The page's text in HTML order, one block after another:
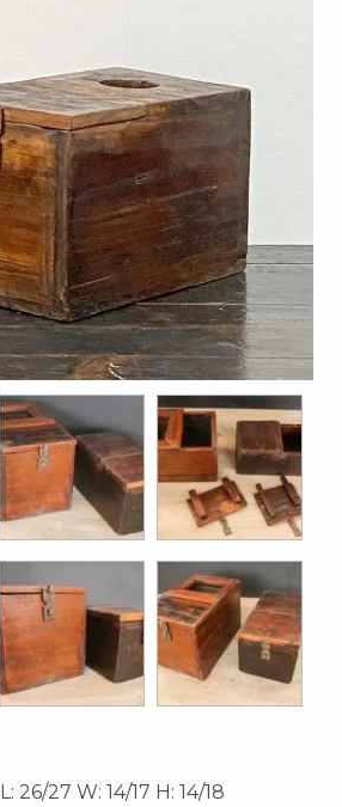
L: 26/27 W: 14/17 H: 14/18